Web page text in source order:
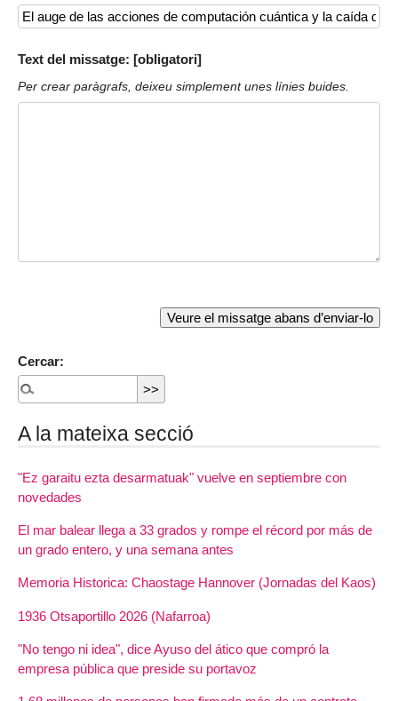
Text del missatge: [obligatori]
Per crear paràgrafs, deixeu simplement unes línies buides.
Cercar:
A la mateixa secció
"Ez garaitu ezta desarmatuak" vuelve en septiembre con
novedades
El mar balear llega a 33 grados y rompe el récord por más de
un grado entero, y una semana antes
Memoria Historica: Chaostage Hannover (Jornadas del Kaos)
1936 Otsaportillo 2026 (Nafarroa)
"No tengo ni idea", dice Ayuso del ático que compró la
empresa pública que preside su portavoz